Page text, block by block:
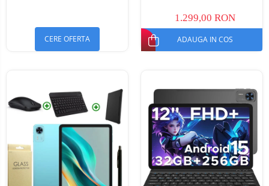
CERE OFERTA
1.299,00 RON
ADAUGA IN COS